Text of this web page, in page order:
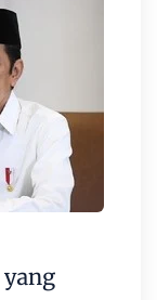
yang